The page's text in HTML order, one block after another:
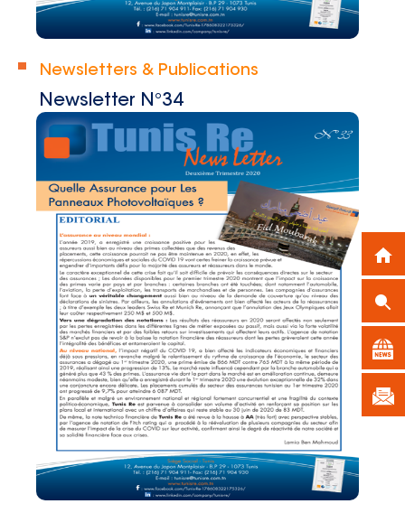
Newsletters & Publications
Newsletter N°34